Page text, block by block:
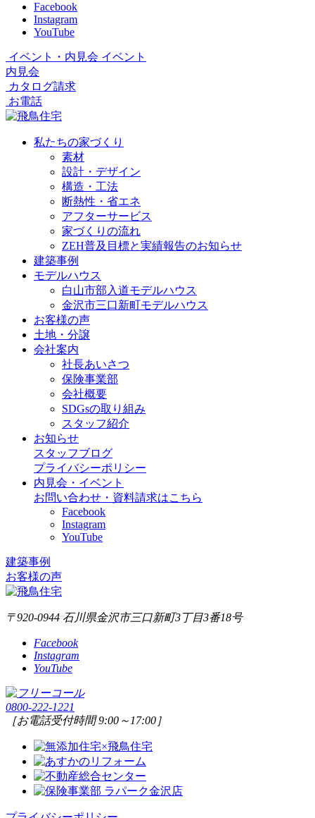
Facebook
Instagram
YouTube
イベント・内見会 イベント
内見会
カタログ請求
お電話
私たちの家づくり
素材
設計・デザイン
構造・工法
断熱性・省エネ
アフターサービス
家づくりの流れ
ZEH普及目標と実績報告のお知らせ
建築事例
モデルハウス
白山市部入道モデルハウス
金沢市三口新町モデルハウス
お客様の声
土地・分譲
会社案内
社長あいさつ
保険事業部
会社概要
SDGsの取り組み
スタッフ紹介
お知らせ
スタッフブログ
プライバシーポリシー
内見会・イベント
お問い合わせ・資料請求はこちら
Facebook
Instagram
YouTube
建築事例
お客様の声
〒920-0944 石川県金沢市三口新町3丁目3番18号
Facebook
Instagram
YouTube
0800-222-1221
［お電話受付時間 9:00～17:00］